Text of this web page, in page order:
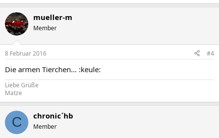
mueller-m
Member
8 Februar 2016 #4
Die armen Tierchen... :keule:
Liebe Grüße
Matze
C chronic´hb
Member